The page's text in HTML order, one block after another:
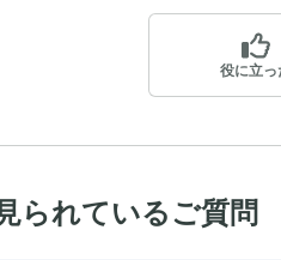
役に立っ
られているご質問